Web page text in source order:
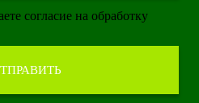
согласие на обработку